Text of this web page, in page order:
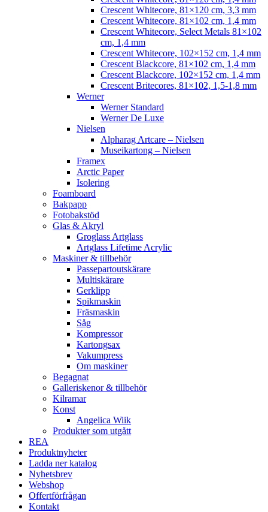
Crescent Whitecore, 81×120 cm, 3,3 mm
Crescent Whitecore, 81×102 cm, 1,4 mm
Crescent Whitecore, Select Metals 81×102
cm, 1,4 mm
Crescent Whitecore, 102×152 cm, 1,4 mm
Crescent Blackcore, 81×102 cm, 1,4 mm
Crescent Blackcore, 102×152 cm, 1,4 mm
Crescent Britecores, 81×102, 1,5-1,8 mm
Werner
Werner Standard
Werner De Luxe
Nielsen
Alpharag Artcare – Nielsen
Museikartong – Nielsen
Framex
Arctic Paper
Isolering
Foamboard
Bakpapp
Fotobakstöd
Glas & Akryl
Groglass Artglass
Artglass Lifetime Acrylic
Maskiner & tillbehör
Passepartoutskärare
Multiskärare
Gerklipp
Spikmaskin
Fräsmaskin
Såg
Kompressor
Kartongsax
Vakumpress
Om maskiner
Begagnat
Galleriskenor & tillbehör
Kilramar
Konst
Angelica Wiik
Produkter som utgått
REA
Produktnyheter
Ladda ner katalog
Nyhetsbrev
Webshop
Offertförfrågan
Kontakt